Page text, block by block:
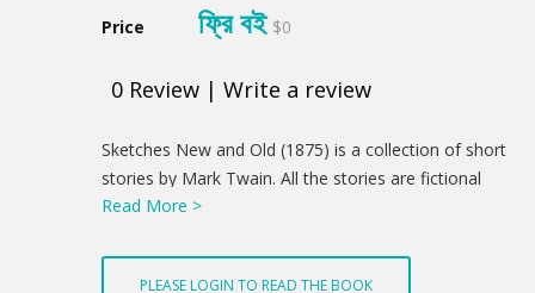
Price ফ্রি বই $0
0 Review | Write a review
Product
Summery
Sketches New and Old (1875) is a collection of short
stories by Mark Twain. All the stories are fictional
except for "The Case of George Fisher." It includes
Read More >
PLEASE LOGIN TO READ THE BOOK